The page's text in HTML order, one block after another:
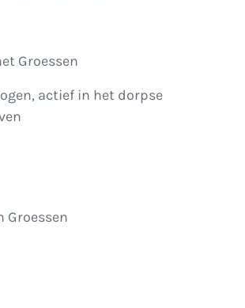
Groessen
actief in het dorpse
Groessen